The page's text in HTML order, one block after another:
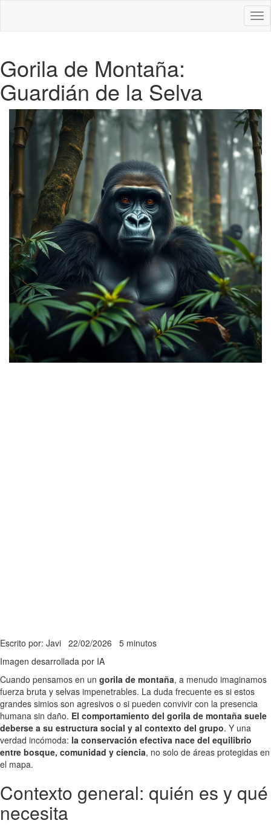
Gorila de Montaña:
Guardián de la Selva
Escrito por: Javi 22/02/2026 5 minutos
Imagen desarrollada por IA
Cuando pensamos en un gorila de montaña, a menudo imaginamos
fuerza bruta y selvas impenetrables. La duda frecuente es si estos
grandes simios son agresivos o si pueden convivir con la presencia
humana sin daño. El comportamiento del gorila de montaña suele
deberse a su estructura social y al contexto del grupo. Y una
verdad incómoda: la conservación efectiva nace del equilibrio
entre bosque, comunidad y ciencia, no solo de áreas protegidas en
el mapa.
Contexto general: quién es y qué
necesita